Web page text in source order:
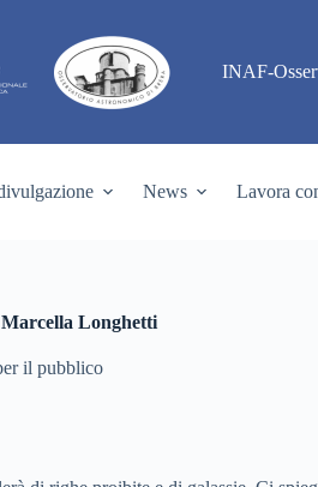
INAF-
News Lavora
Longhetti
il pubblico